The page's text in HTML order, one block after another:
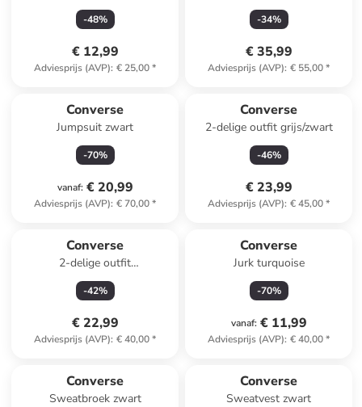
-48%
€ 12,99
Adviesprijs (AVP): € 25,00*
-34%
€ 35,99
Adviesprijs (AVP): € 55,00*
Converse
Jumpsuit zwart
-70%
vanaf: € 20,99
Adviesprijs (AVP): € 70,00*
Converse
2-delige outfit grijs/zwart
-46%
€ 23,99
Adviesprijs (AVP): € 45,00*
Converse
2-delige outfit
groen/donkerblauw
-42%
€ 22,99
Adviesprijs (AVP): € 40,00*
Converse
Jurk turquoise
-70%
vanaf: € 11,99
Adviesprijs (AVP): € 40,00*
Converse
Sweatbroek zwart
Converse
Sweatvest zwart